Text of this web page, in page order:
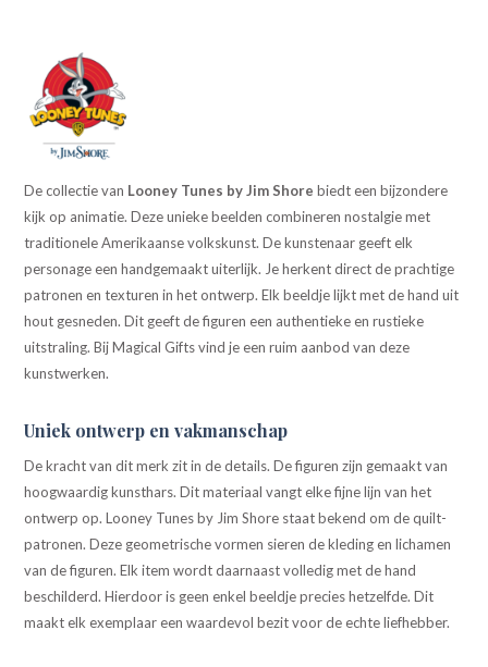
De collectie van Looney Tunes by Jim Shore biedt een bijzondere
kijk op animatie. Deze unieke beelden combineren nostalgie met
traditionele Amerikaanse volkskunst. De kunstenaar geeft elk
personage een handgemaakt uiterlijk. Je herkent direct de prachtige
patronen en texturen in het ontwerp. Elk beeldje lijkt met de hand uit
hout gesneden. Dit geeft de figuren een authentieke en rustieke
uitstraling. Bij Magical Gifts vind je een ruim aanbod van deze
kunstwerken.
Uniek ontwerp en vakmanschap
De kracht van dit merk zit in de details. De figuren zijn gemaakt van
hoogwaardig kunsthars. Dit materiaal vangt elke fijne lijn van het
ontwerp op. Looney Tunes by Jim Shore staat bekend om de quilt-
patronen. Deze geometrische vormen sieren de kleding en lichamen
van de figuren. Elk item wordt daarnaast volledig met de hand
beschilderd. Hierdoor is geen enkel beeldje precies hetzelfde. Dit
maakt elk exemplaar een waardevol bezit voor de echte liefhebber.